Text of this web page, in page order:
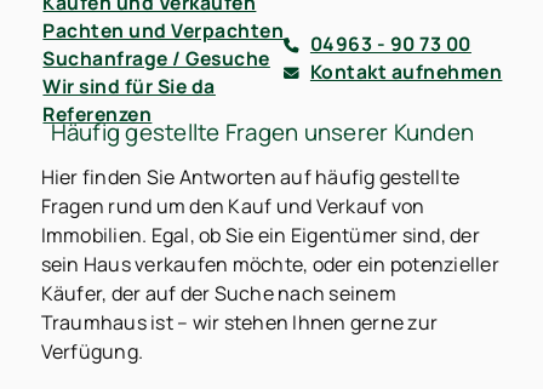
Pachten und Verpachten
Suchanfrage / Gesuche
Wir sind für Sie da
Referenzen
04963 - 90 73 00
Kontakt aufnehmen
Häufig gestellte Fragen unserer Kunden
Hier finden Sie Antworten auf häufig gestellte
Fragen rund um den Kauf und Verkauf von
Immobilien. Egal, ob Sie ein Eigentümer sind, der
sein Haus verkaufen möchte, oder ein potenzieller
Käufer, der auf der Suche nach seinem
Traumhaus ist – wir stehen Ihnen gerne zur
Verfügung.